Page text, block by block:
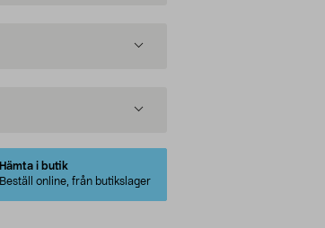
Hämta i butik
Beställ online, från butikslager